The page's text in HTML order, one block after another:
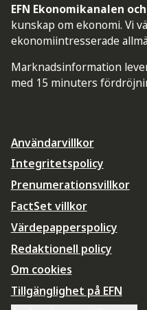
EFN Ekonomikanalen
kunskap om ekonomi. Vi
ekonomiintresserade
Marknadsinformation
med 15 minuters
Användarvillkor
Integritetspolicy
Prenumerationsvillkor
FactSet villkor
Värdepapperspolicy
Redaktionell policy
Om cookies
Tillgänglighet på EFN